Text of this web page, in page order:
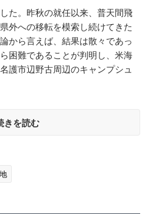
た。昨秋の就任以来、普天間飛
外への移転を模索し続けてきた
から言えば、結果は散々であっ
困難であることが判明し、米海
護市辺野古周辺のキャンプシュ
きを読む